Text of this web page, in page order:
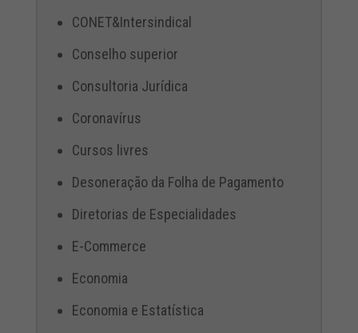
CONET&Intersindical
Conselho superior
Consultoria Jurídica
Coronavírus
Cursos livres
Desoneração da Folha de Pagamento
Diretorias de Especialidades
E-Commerce
Economia
Economia e Estatística